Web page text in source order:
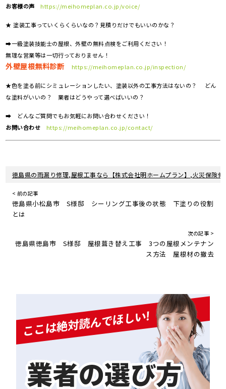
お客様の声
https://meihomeplan.co.jp/voice/
★ 塗装工事っていくらくらいなの？見積りだけでもいいのかな？
➡一級塗装技能士の屋根、外壁の無料点検をご利用ください！
無理な営業等は一切行っておりません！
外壁屋根無料診断 https://meihomeplan.co.jp/inspection/
★色を塗る前にシミュレーションしたい、塗装以外の工事方法はないの？ どん
な塗料がいいの？ 業者はどうやって選べばいいの？
➡ どんなご質問でもお気軽にお問い合わせください！
お問い合わせ
https://meihomeplan.co.jp/contact/
徳島県の雨漏り修理,屋根工事なら【株式会社明ホームプラン】,火災保険修
< 前の記事
徳島県小松島市 S様邸 シーリング工事後の状態 下塗りの役割
とは
次の記事 >
徳島県徳島市 S様邸 屋根葺き替え工事 3つの屋根メンテナン
ス方法 屋根材の撤去